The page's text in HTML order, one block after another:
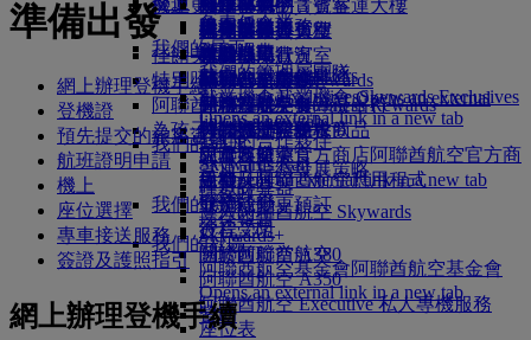
機場接駁服務
預訂汽車
航空公司合作夥伴
阿聯酋航空 3 號客運大樓
來往各客運大樓
來回機場
穿梭巴士服務
機上 Wi-Fi
兒童娛樂
佳餚美饌
頭等客艙美食
商務客艙美食
尊尚經濟客艙餐飲
經濟客艙美食
飲料
我們的機隊
波音 777
阿聯酋航空 A380
阿聯酋航空 A350
阿聯酋航空 Executive 私人專機服務
座位表
全球各地的貴賓室
合作夥伴貴賓室
付費使用貴賓室
Marhaba 貴賓室
阿聯酋航空購物
阿聯酋航空免稅商品
阿聯酋航空官方商店阿聯酋航空官方商
店 Opens an external link in a new tab
機上
與兒童同行
攜嬰兒同行
嬰兒行李限額
兒童及嬰兒餐
為孩子帶來樂趣
兒童娛樂
兒童玩具
兒童活動
負責任企業
我們的員工
我們的管理層團隊
就業機會就業機會 Opens an external
link in a new tab
我們的地球
營運可持續發展策略
環保政策
環保報告
我們的社區
阿聯酋航空基金會阿聯酋航空基金會
Opens an external link in a new tab
贊助
赫爾辛基
杭州
峴港
深圳
暹粒
美食家之旅
購買哩數
賺取哩數
Skywards Skysurfers
Skywards ExclusivesSkywards Exclusives
Opens an external link in a new tab
我們的合作夥伴
Skywards Rail
哩數計算器
登入阿聯酋航空 Skywards
Skywards+
營運更改
近期的旅遊更新
查詢航班狀況
特別照顧
阿聯酋航空無障礙出行
特殊協助與要求
行李與失物
準備出發
在機場
阿聯酋航空 Skywards
阿聯酋航空 Business Rewards
你的機上體驗
工具及資源
手機及阿聯酋航空應用程式
取消或變更預訂
行程受阻
關於阿聯酋航空
準備出發
網上辦理登機手續
登機證
預先提交的旅客資料
航班證明申請
機上
座位選擇
專車接送服務
簽證及護照指引
網上辦理登機手續